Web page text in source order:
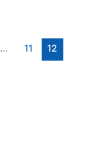
… 11 12